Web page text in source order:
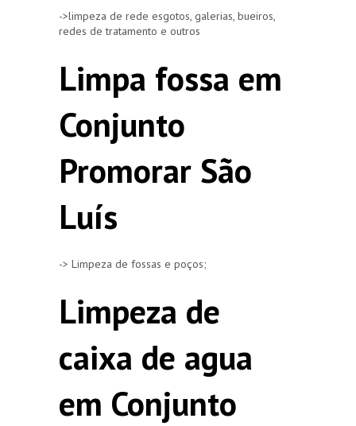
->limpeza de rede esgotos, galerias, bueiros,
redes de tratamento e outros
Limpa fossa em
Conjunto
Promorar São
Luís
-> Limpeza de fossas e poços;
Limpeza de
caixa de agua
em Conjunto